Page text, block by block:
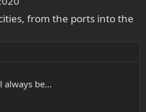
from the ports into the
always be...